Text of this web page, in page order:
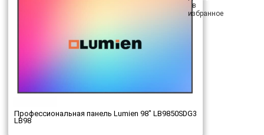
Профессиональная панель Lumien 98" LB9850SDG3
LB98